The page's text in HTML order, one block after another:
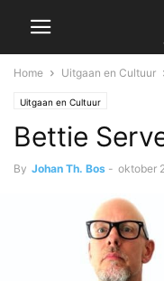
Home Uitgaan en Cultuur
Uitgaan en Cultuur
Bettie
By Johan Th. Bos - oktober